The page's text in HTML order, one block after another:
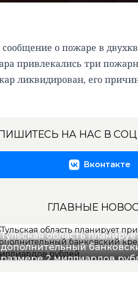
о пожаре в
привлекались три
ликвидирован, его
НА НАС В
Вконтакте
ГЛАВНЫЕ
Тульская область
дополнительный
размере 2 миллиардов